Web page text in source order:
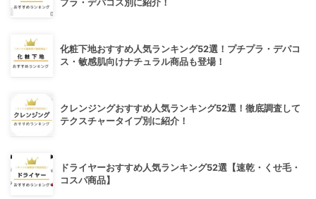
プラ・デパコス別に紹介！
化粧下地おすすめ人気ランキング52選！プチプラ・デパコ
ス・敏感肌向けナチュラル商品も登場！
クレンジングおすすめ人気ランキング52選！徹底調査して
テクスチャータイプ別に紹介！
ドライヤーおすすめ人気ランキング52選【速乾・くせ毛・
コスパ商品】